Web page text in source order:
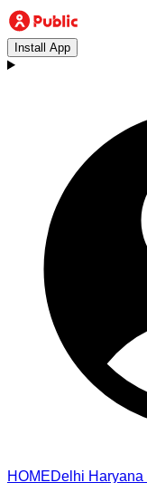
Install App
HOMEDelhi Haryana